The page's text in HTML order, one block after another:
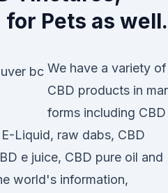
Pets as well.
We have a variety of
CBD products in
forms including CBD
Liquid, raw dabs, CBD
e juice, CBD pure oil and
world's information,